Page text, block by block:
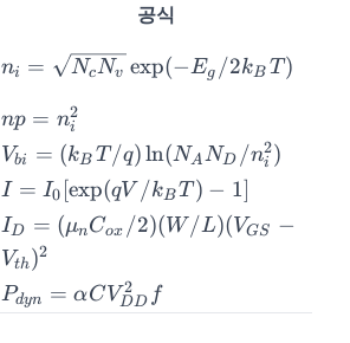
공식
n_i =
N_v}\exp(-
E_g/2k_BT)
ni = NcNv exp(−Eg /2kB T )
np =
n_i^2
np = ni
2
V_{bi} =
(k_BT/q)\ln(N_A
N_D / n_i^2)
Vbi = (kB T /q)ln(NAND /ni
2)
I =
I_0[\exp(qV/k_BT)-1]
I = I0 [exp(qV /kB T ) − 1]
I_D =
(\mu_n
C_{ox}/2)
(W/L)
ID = (μnCox /2)(W /L)(VGS −
Vth)2
P_{dyn}
= \alpha
Pdyn = αCVDD
2 f